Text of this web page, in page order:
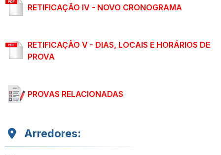
RETIFICAÇÃO IV - NOVO CRONOGRAMA
RETIFICAÇÃO V - DIAS, LOCAIS E HORÁRIOS DE
PROVA
PROVAS RELACIONADAS
Arredores: